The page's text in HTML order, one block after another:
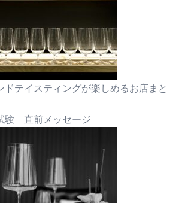
ドテイスティングが楽しめるお店まと
験 直前メッセージ